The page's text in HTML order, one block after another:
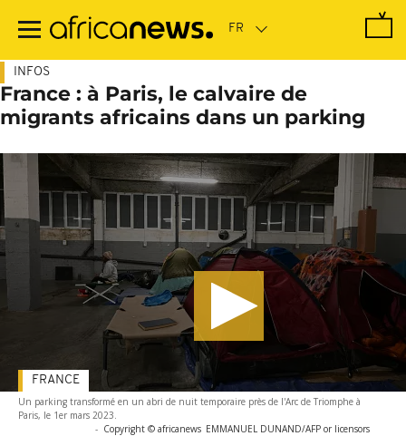
contenu
INFOS
France : à Paris, le calvaire de
migrants africains dans un parking
Un parking transformé en un abri de nuit temporaire près de l'Arc de Triomphe à
Paris, le 1er mars 2023.
- Copyright © africanews EMMANUEL DUNAND/AFP or licensors
FRANCE